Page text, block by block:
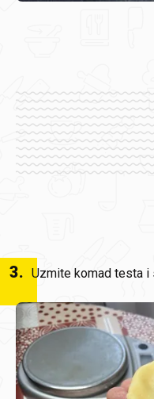
3. Uzmite komad testa i